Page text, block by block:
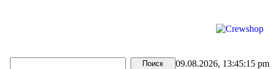
09.08.2026, 13:45:15 pm